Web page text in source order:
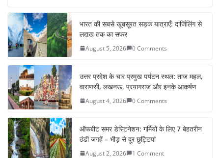
c
e
b
o
o
k
itt
er e
भारत की सबसे खूबसूरत सड़क यात्राएँ: दार्जिलिंग से
लद्दाख तक का सफर
August 5, 2026 0 Comments
उत्तर प्रदेश के चार प्रमुख पर्यटन स्थल: ताज महल,
वाराणसी, लखनऊ, प्रयागराज और इनके आकर्षण
August 4, 2026 0 Comments
ऑफबीट समर डेस्टिनेशन: गर्मियों के लिए 7 बेहतरीन
ठंडी जगहें – भीड़ से दूर छुट्टियां
August 2, 2026 1 Comment